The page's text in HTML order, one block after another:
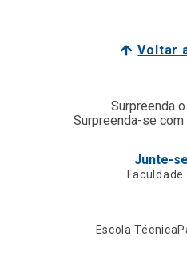
Voltar
Surpreenda
Surpreenda-se com
Junte-
Escola Técnica